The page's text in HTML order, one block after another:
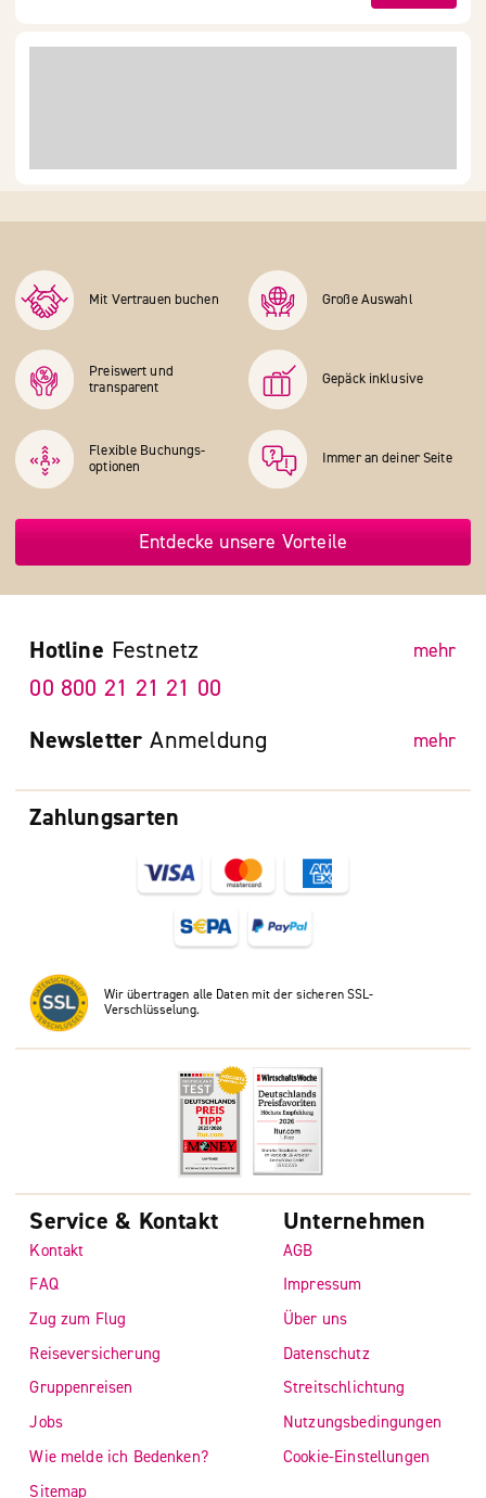
Mit Vertrauen buchen Große Auswahl
Preiswert und
transparent
Gepäck inklusive
Flexible Buchungs­
optionen
Immer an deiner Seite
Entdecke unsere Vorteile
Zahlungsarten
Wir übertragen alle Daten mit der sicheren SSL-
Verschlüsselung.
Hotline Festnetz mehr
00 800 21 21 21 00
Newsletter Anmeldung mehr
Service & Kontakt
Kontakt
FAQ
Zug zum Flug
Reiseversicherung
Gruppenreisen
Jobs
Wie melde ich Bedenken?
Sitemap
Unternehmen
AGB
Impressum
Über uns
Datenschutz
Streitschlichtung
Nutzungsbedingungen
Cookie-Einstellungen